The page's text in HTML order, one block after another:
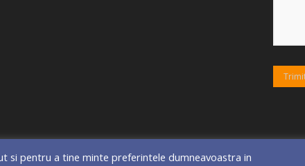
si pentru a tine minte preferintele dumneavoastra in